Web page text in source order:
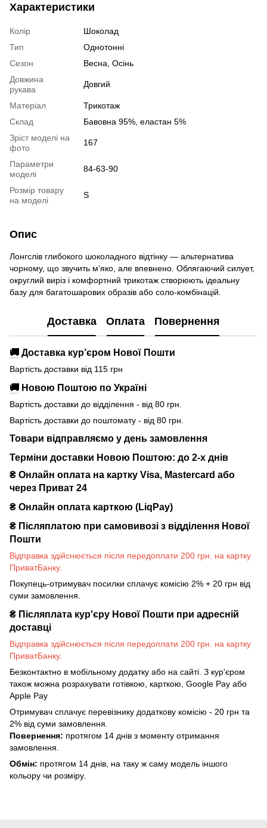
Характеристики
Колір
Шоколад
Тип
Однотонні
Сезон
Весна, Осінь
Довжина
рукава
Довгий
Матеріал
Трикотаж
Склад
Бавовна 95%, еластан 5%
Зріст моделі на
фото
167
Параметри
моделі
84-63-90
Розмір товару
на моделі
S
Опис
Лонгслів глибокого шоколадного відтінку — альтернатива
чорному, що звучить м’яко, але впевнено. Облягаючий силует,
округлий виріз і комфортний трикотаж створюють ідеальну
базу для багатошарових образів або соло-комбінацій.
Доставка Оплата Повернення
🚚 Доставка кур’єром Нової Пошти
Вартість доставки від 115 грн
🚚 Новою Поштою по Україні
Вартість доставки до відділення - від 80 грн.
Вартість доставки до поштомату - від 80 грн.
Товари відправляємо у день замовлення
Терміни доставки Новою Поштою: до 2-х днів
₴ Онлайн оплата на картку Visa, Mastercard або
через Приват 24
₴ Онлайн оплата карткою (LiqPay)
₴ Післяплатою при самовивозі з відділення Нової
Пошти
Відправка здійснюється після передоплати 200 грн. на картку
ПриватБанку.
Покупець-отримувач посилки сплачує комісію 2% + 20 грн від
суми замовлення.
₴ Післяплата кур'єру Нової Пошти при адресній
доставці
Відправка здійснюється після передоплати 200 грн. на картку
ПриватБанку.
Безконтактно в мобільному додатку або на сайті. З кур'єром
також можна розрахувати готівкою, карткою, Google Pay або
Apple Pay
Отримувач сплачує перевізнику додаткову комісію - 20 грн та
2% від суми замовлення.
Повернення: протягом 14 днів з моменту отримання
замовлення.
Обмін: протягом 14 днів, на таку ж саму модель іншого
кольору чи розміру.